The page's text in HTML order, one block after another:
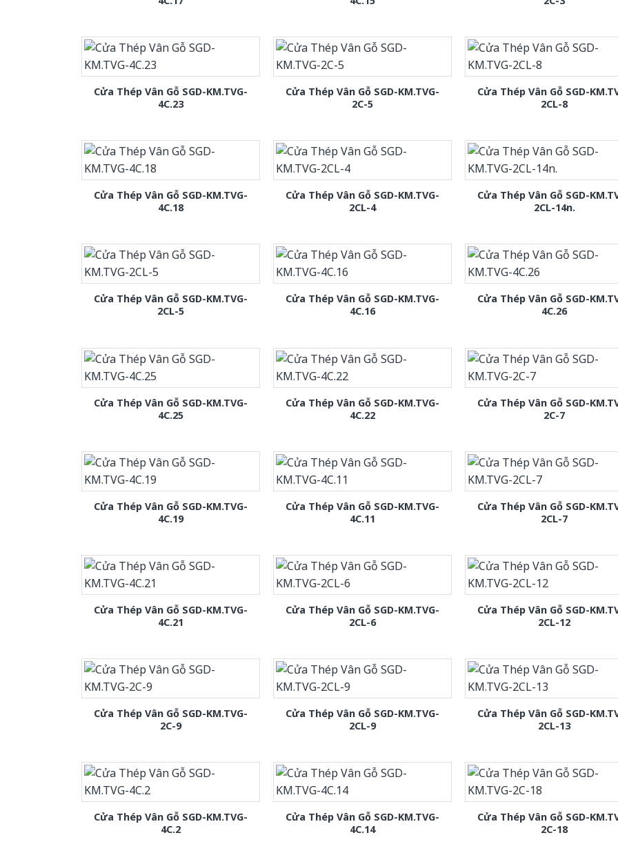
Cửa Thép Vân Gỗ SGD-KM.TVG-
4C.23
Cửa Thép Vân Gỗ SGD-KM.TVG-
2C-5
Cửa Thép Vân Gỗ SGD-
2CL-8
Cửa Thép Vân Gỗ SGD-KM.TVG-
4C.18
Cửa Thép Vân Gỗ SGD-KM.TVG-
2CL-4
Cửa Thép Vân Gỗ SGD-
2CL-14n.
Cửa Thép Vân Gỗ SGD-KM.TVG-
2CL-5
Cửa Thép Vân Gỗ SGD-KM.TVG-
4C.16
Cửa Thép Vân Gỗ SGD-
4C.26
Cửa Thép Vân Gỗ SGD-KM.TVG-
4C.25
Cửa Thép Vân Gỗ SGD-KM.TVG-
4C.22
Cửa Thép Vân Gỗ SGD-
2C-7
Cửa Thép Vân Gỗ SGD-KM.TVG-
4C.19
Cửa Thép Vân Gỗ SGD-KM.TVG-
4C.11
Cửa Thép Vân Gỗ SGD-
2CL-7
Cửa Thép Vân Gỗ SGD-KM.TVG-
4C.21
Cửa Thép Vân Gỗ SGD-KM.TVG-
2CL-6
Cửa Thép Vân Gỗ SGD-
2CL-12
Cửa Thép Vân Gỗ SGD-KM.TVG-
2C-9
Cửa Thép Vân Gỗ SGD-KM.TVG-
2CL-9
Cửa Thép Vân Gỗ SGD-
2CL-13
Cửa Thép Vân Gỗ SGD-KM.TVG-
4C.2
Cửa Thép Vân Gỗ SGD-KM.TVG-
4C.14
Cửa Thép Vân Gỗ SGD-
2C-18